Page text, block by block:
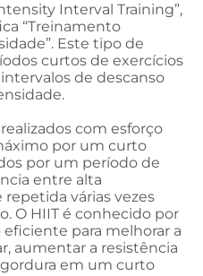
Interval Training”,
“Treinamento
Este tipo de
curtos de exercícios
de descanso
com esforço
por um curto
por um período de
entre alta
várias vezes
O HIIT é conhecido por
para melhorar a
aumentar a resistência
em um curto